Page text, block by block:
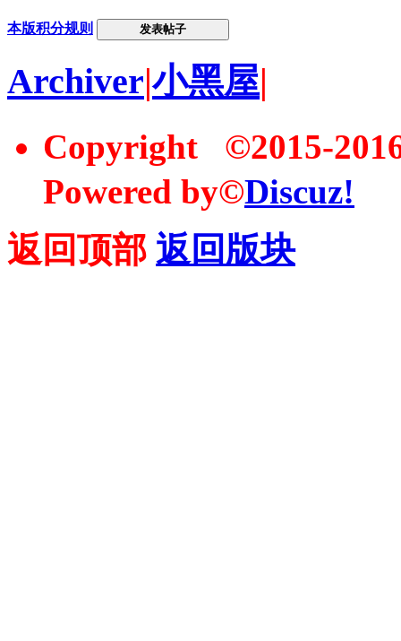
本版积分规则 发表帖子
Archiver|小黑屋|
Copyright ©2015-
Powered by©Discuz!
返回顶部 返回版块